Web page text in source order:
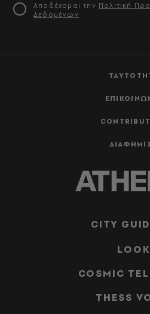
Αποδέχομαι την Πολιτική
Δεδομένων
CITY
LOOK
COSMIC
THESS